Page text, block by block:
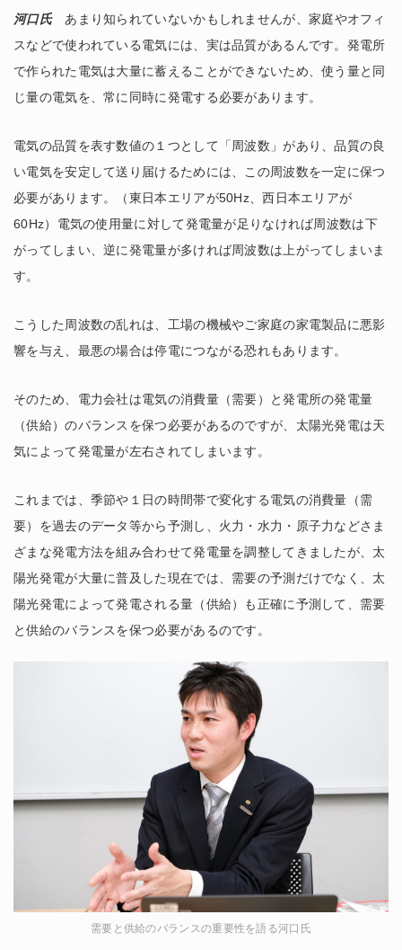
河口氏あまり知られていないかもしれませんが、家庭やオフィ
スなどで使われている電気には、実は品質があるんです。発電所
で作られた電気は大量に蓄えることができないため、使う量と同
じ量の電気を、常に同時に発電する必要があります。
電気の品質を表す数値の１つとして「周波数」があり、品質の良
い電気を安定して送り届けるためには、この周波数を一定に保つ
必要があります。（東日本エリアが50Hz、西日本エリアが
60Hz）電気の使用量に対して発電量が足りなければ周波数は下
がってしまい、逆に発電量が多ければ周波数は上がってしまいま
す。
こうした周波数の乱れは、工場の機械やご家庭の家電製品に悪影
響を与え、最悪の場合は停電につながる恐れもあります。
そのため、電力会社は電気の消費量（需要）と発電所の発電量
（供給）のバランスを保つ必要があるのですが、太陽光発電は天
気によって発電量が左右されてしまいます。
これまでは、季節や１日の時間帯で変化する電気の消費量（需
要）を過去のデータ等から予測し、火力・水力・原子力などさま
ざまな発電方法を組み合わせて発電量を調整してきましたが、太
陽光発電が大量に普及した現在では、需要の予測だけでなく、太
陽光発電によって発電される量（供給）も正確に予測して、需要
と供給のバランスを保つ必要があるのです。
需要と供給のバランスの重要性を語る河口氏